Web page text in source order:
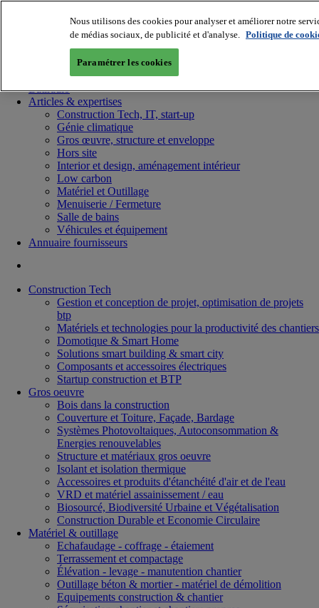
Batiradio
Articles & expertises
Construction Tech, IT, start-up
Génie climatique
Gros œuvre, structure et enveloppe
Hors site
Interior et design, aménagement intérieur
Low carbon
Matériel et Outillage
Menuiserie / Fermeture
Salle de bains
Véhicules et équipement
Annuaire fournisseurs
Construction Tech
Gestion et conception de projet, optimisation de projets
btp
Matériels et technologies pour la productivité des chantiers
Domotique & Smart Home
Solutions smart building & smart city
Composants et accessoires électriques
Startup construction et BTP
Gros oeuvre
Bois dans la construction
Couverture et Toiture, Façade, Bardage
Systèmes Photovoltaiques, Autoconsommation &
Energies renouvelables
Structure et matériaux gros oeuvre
Isolant et isolation thermique
Accessoires et produits d'étanchéité d'air et de l'eau
VRD et matériel assainissement / eau
Biosourcé, Biodiversité Urbaine et Végétalisation
Construction Durable et Economie Circulaire
Matériel & outillage
Echafaudage - coffrage - étaiement
Terrassement et compactage
Élévation - levage - manutention chantier
Outillage béton & mortier - matériel de démolition
Equipements construction & chantier
Nous utilisons des cookies pour analyser et améliorer notre
de médias sociaux, de publicité et d'analyse. Politique de
Paramétrer les cookies